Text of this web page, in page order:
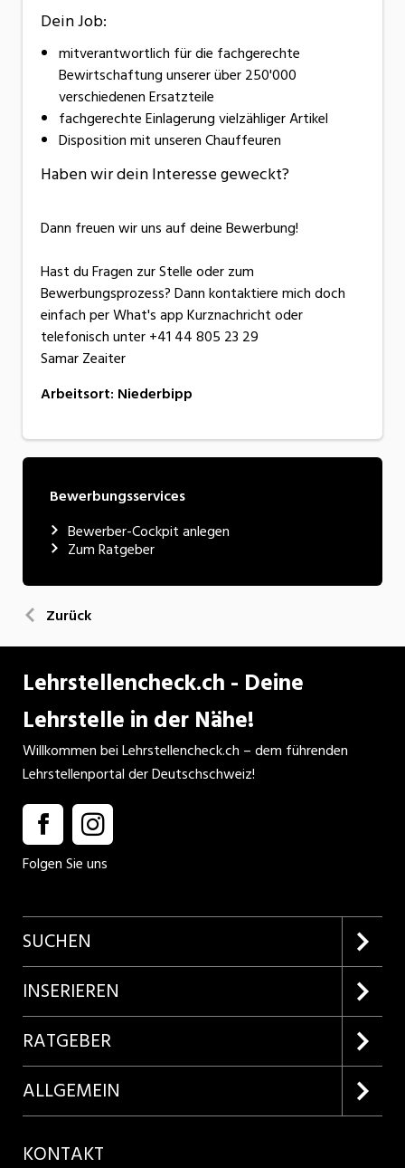
Dein Job:
mitverantwortlich für die fachgerechte
Bewirtschaftung unserer über 250'000
verschiedenen Ersatzteile
fachgerechte Einlagerung vielzähliger Artikel
Disposition mit unseren Chauffeuren
Haben wir dein Interesse geweckt?
Dann freuen wir uns auf deine Bewerbung!
Hast du Fragen zur Stelle oder zum
Bewerbungsprozess? Dann kontaktiere mich doch
einfach per What's app Kurznachricht oder
telefonisch unter +41 44 805 23 29
Samar Zeaiter
Arbeitsort: Niederbipp
Bewerbungsservices
Bewerber-Cockpit anlegen
Zum Ratgeber
Zurück
Lehrstellencheck.ch - Deine
Lehrstelle in der Nähe!
Willkommen bei Lehrstellencheck.ch – dem führenden
Lehrstellenportal der Deutschschweiz!
Folgen Sie uns
SUCHEN
Firmenprofile entdecken
Lehrstellen suchen
INSERIEREN
Kundenlogin
Inserieren
Produkte
RATGEBER
Lehrberufe entdecken
ALLGEMEIN
KONTAKT